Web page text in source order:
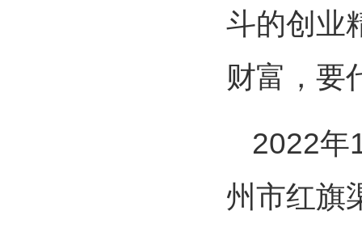
斗的创业
财富，要
2022年
州市红旗